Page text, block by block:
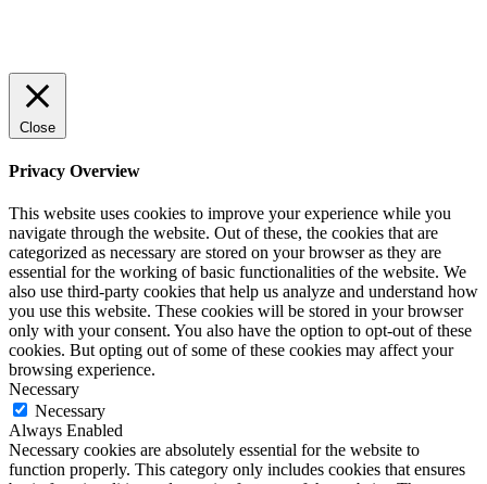
Close
Privacy Overview
This website uses cookies to improve your experience while you
navigate through the website. Out of these, the cookies that are
categorized as necessary are stored on your browser as they are
essential for the working of basic functionalities of the website. We
also use third-party cookies that help us analyze and understand how
you use this website. These cookies will be stored in your browser
only with your consent. You also have the option to opt-out of these
cookies. But opting out of some of these cookies may affect your
browsing experience.
Necessary
Necessary
Always Enabled
Necessary cookies are absolutely essential for the website to
function properly. This category only includes cookies that ensures